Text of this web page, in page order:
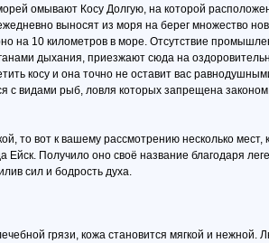
омывают Косу Долгую, на которой
выносят из моря на берег множество
на 10 километров в море. Отсутствие
дыхания, приезжают сюда на
косу и она точно не оставит вас
с видами рыб, ловля которых запрещена
то вот к вашему рассмотрению несколько
Ейск. Получило оно своё название благодаря
сил и бодрость духа.
грязи, кожа становится мягкой и нежной.